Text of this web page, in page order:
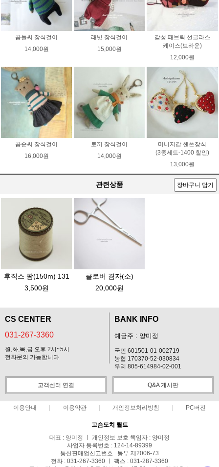
곰돌씨 장식걸이
14,000원
래빗 장식걸이
15,000원
감성 패브릭 선글라스
케이스(브라운)
12,000원
곰순씨 장식걸이
16,000원
토끼 장식걸이
14,000원
미니지갑 핸폰장식
(3종세트-1400 할인)
13,000원
관련상품 장바구니 담기
후직스 팜(150m) 131
3,500원
클로버 겸자(소)
20,000원
CS CENTER
031-267-3360
월,화,목,금 오후 2시~5시
전화문의 가능합니다
BANK INFO
예금주 : 양미정
국민 601501-01-002719
농협 170370-52-030834
우리 805-614984-02-001
고객센터 연결 Q&A 게시판
이용안내 이용약관 개인정보처리방침 PC버전
고슴도치 퀼트
대표 : 양미정 ㅣ 개인정보 보호 책임자 : 양미정
사업자 등록번호 : 124-14-89399
통신판매업신고번호 : 동부 제2006-73
전화 : 031-267-3360 ㅣ 팩스 : 031-287-3360